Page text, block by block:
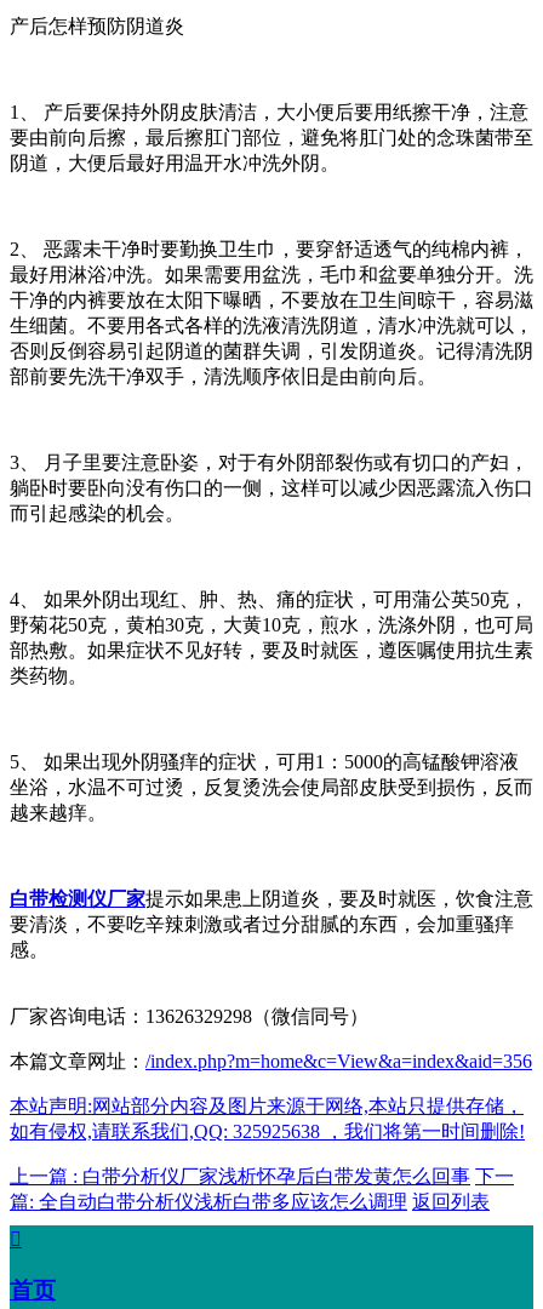
产后怎样预防阴道炎
1、 产后要保持外阴皮肤清洁，大小便后要用纸擦干净，注意
要由前向后擦，最后擦肛门部位，避免将肛门处的念珠菌带至
阴道，大便后最好用温开水冲洗外阴。
2、 恶露未干净时要勤换卫生巾，要穿舒适透气的纯棉内裤，
最好用淋浴冲洗。如果需要用盆洗，毛巾和盆要单独分开。洗
干净的内裤要放在太阳下曝晒，不要放在卫生间晾干，容易滋
生细菌。不要用各式各样的洗液清洗阴道，清水冲洗就可以，
否则反倒容易引起阴道的菌群失调，引发阴道炎。记得清洗阴
部前要先洗干净双手，清洗顺序依旧是由前向后。
3、 月子里要注意卧姿，对于有外阴部裂伤或有切口的产妇，
躺卧时要卧向没有伤口的一侧，这样可以减少因恶露流入伤口
而引起感染的机会。
4、 如果外阴出现红、肿、热、痛的症状，可用蒲公英50克，
野菊花50克，黄柏30克，大黄10克，煎水，洗涤外阴，也可局
部热敷。如果症状不见好转，要及时就医，遵医嘱使用抗生素
类药物。
5、 如果出现外阴骚痒的症状，可用1：5000的高锰酸钾溶液
坐浴，水温不可过烫，反复烫洗会使局部皮肤受到损伤，反而
越来越痒。
白带检测仪厂家提示如果患上阴道炎，要及时就医，饮食注意
要清淡，不要吃辛辣刺激或者过分甜腻的东西，会加重骚痒
感。
厂家咨询电话：13626329298（微信同号）
本篇文章网址： /index.php?m=home&c=View&a=index&aid=356
本站声明:网站部分内容及图片来源于网络,本站只提供存储，
如有侵权,请联系我们,QQ: 325925638 ，我们将第一时间删除!
上一篇 : 白带分析仪厂家浅析怀孕后白带发黄怎么回事 下一
篇: 全自动白带分析仪浅析白带多应该怎么调理 返回列表

首页